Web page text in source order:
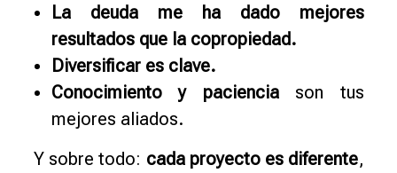
La deuda me ha dado mejores
resultados que la copropiedad.
Diversificar es clave.
Conocimiento y pacienciason tus
mejores aliados.
Y sobre todo: cada proyecto es diferente,